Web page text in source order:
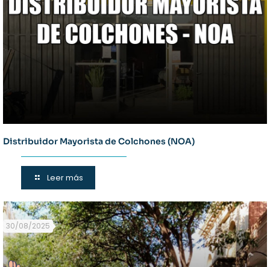
Distribuidor Mayorista de Colchones (NOA)
Leer más
30/08/2025